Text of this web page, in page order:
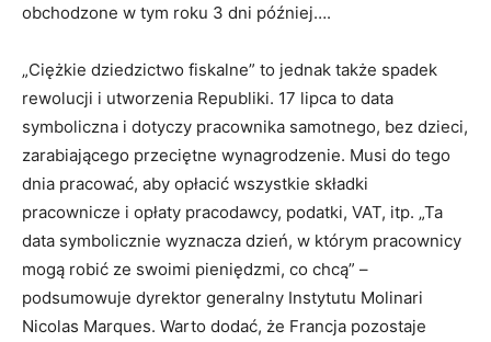
obchodzone w tym roku 3 dni później….
„Ciężkie dziedzictwo fiskalne” to jednak także spadek
rewolucji i utworzenia Republiki. 17 lipca to data
symboliczna i dotyczy pracownika samotnego, bez dzieci,
zarabiającego przeciętne wynagrodzenie. Musi do tego
dnia pracować, aby opłacić wszystkie składki
pracownicze i opłaty pracodawcy, podatki, VAT, itp. „Ta
data symbolicznie wyznacza dzień, w którym pracownicy
mogą robić ze swoimi pieniędzmi, co chcą” –
podsumowuje dyrektor generalny Instytutu Molinari
Nicolas Marques. Warto dodać, że Francja pozostaje